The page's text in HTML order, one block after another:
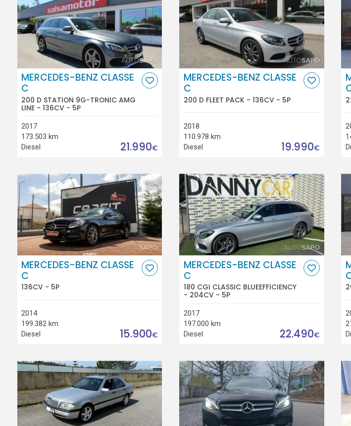
MERCEDES-BENZ CLASSE
C
200 D STATION 9G-TRONIC AMG
LINE - 136CV - 5P
2017
173.503 km
Diesel
21.990€
MERCEDES-BENZ CLASSE
C
200 D FLEET PACK - 136CV - 5P
2018
110.978 km
Diesel
19.990€
MERCEDES-BENZ CLASSE
C
136CV - 5P
2014
199.382 km
Diesel
15.900€
MERCEDES-BENZ CLASSE
C
180 CGI CLASSIC BLUEEFFICIENCY
- 204CV - 5P
2017
197.000 km
Diesel
22.490€